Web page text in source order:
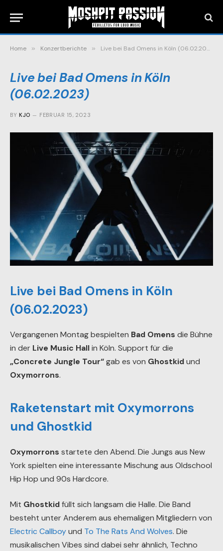
Home » Konzertberichte » Live bei Bad Omens in Köln (06.02.2023)
Live bei Bad Omens in Köln
(06.02.2023)
BY KJO FEBRUAR 15, 2023
Live bei Bad Omens in Köln
(06.02.2023)
Vergangenen Montag bespielten Bad Omens die Bühne
in der Live Music Hallin Köln. Support für die
„Concrete Jungle Tour“gab es von Ghostkidund
Oxymorrons.
Raketenstart mit Oxymorrons
und Ghostkid
Oxymorrons startete den Abend. Die Jungs aus New
York spielten eine interessante Mischung aus Oldschool
Hip Hop und 90s Hardcore.
Mit Ghostkidfüllt sich langsam die Halle. Die Band
besteht unter Anderem aus ehemaligen Mitgliedern von
Electric Callboyund To The Rats And Wolves. Die
musikalischen Vibes sind dabei sehr ähnlich, Techno